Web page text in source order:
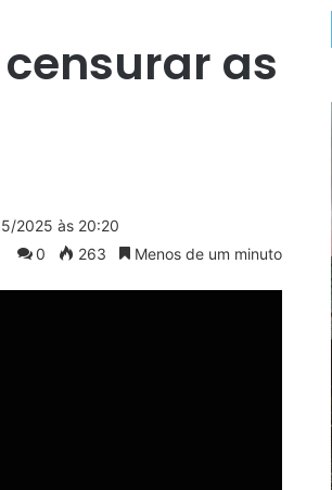
as
2025 às 20:20
0
263 Menos de um minuto